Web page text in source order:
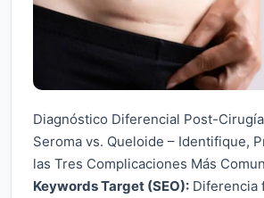
Diagnóstico Diferencial Post-
Seroma vs. Queloide – Identifique,
las Tres Complicaciones Más
Keywords Target (SEO): Diferencia